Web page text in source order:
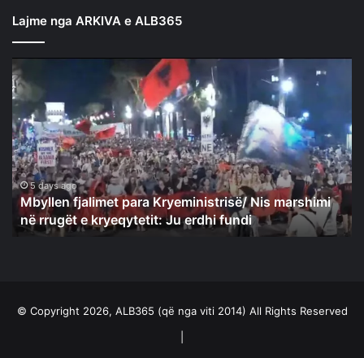
Lajme nga ARKIVA e ALB365
Mbyllen
fjalimet
para
Kryeministrisë/
Nis
marshimi
në
rrugët
kryeqytetit:
5 days ago
Mbyllen fjalimet para Kryeministrisë/ Nis marshimi
në rrugët e kryeqytetit: Ju erdhi fundi
© Copyright 2026, ALB365 (që nga viti 2014) All Rights Reserved